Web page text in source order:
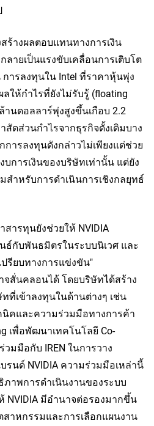
ร้างผลตอบแทนทางการเงิน
ลายเป็นแรงขับเคลื่อนการเติบโต
การลงทุนใน Intel ที่ราคาหุ้นพุ่ง
ให้กำไรที่ยังไม่รับรู้ (floating
านดอลลาร์พุ่งสูงขึ้นเกือบ 2.2
ดส่วนกำไรจากธุรกิจดั้งเดิมบาง
การลงทุนดังกล่าวไม่เพียงแต่ช่วย
การเงินของบริษัทเท่านั้น แต่ยัง
สำหรับการดำเนินการเชิงกลยุทธ์
ารทุนยังช่วยให้ NVIDIA
กับพันธมิตรในระบบนิเวศ และ
ปรียบทางการแข่งขัน"
จสั่นคลอนได้ โดยบริษัทได้สร้าง
ที่เข้าลงทุนในด้านต่างๆ เช่น
คและความร่วมมือทางการค้า
เพื่อพัฒนาเทคโนโลยี Co-
วมมือกับ IREN ในการวาง
รนด์ NVIDIA ความร่วมมือเหล่านี้
ภาพการดำเนินงานของระบบ
NVIDIA มีอำนาจต่อรองมากขึ้น
าหกรรมและการเลือกแผนงาน